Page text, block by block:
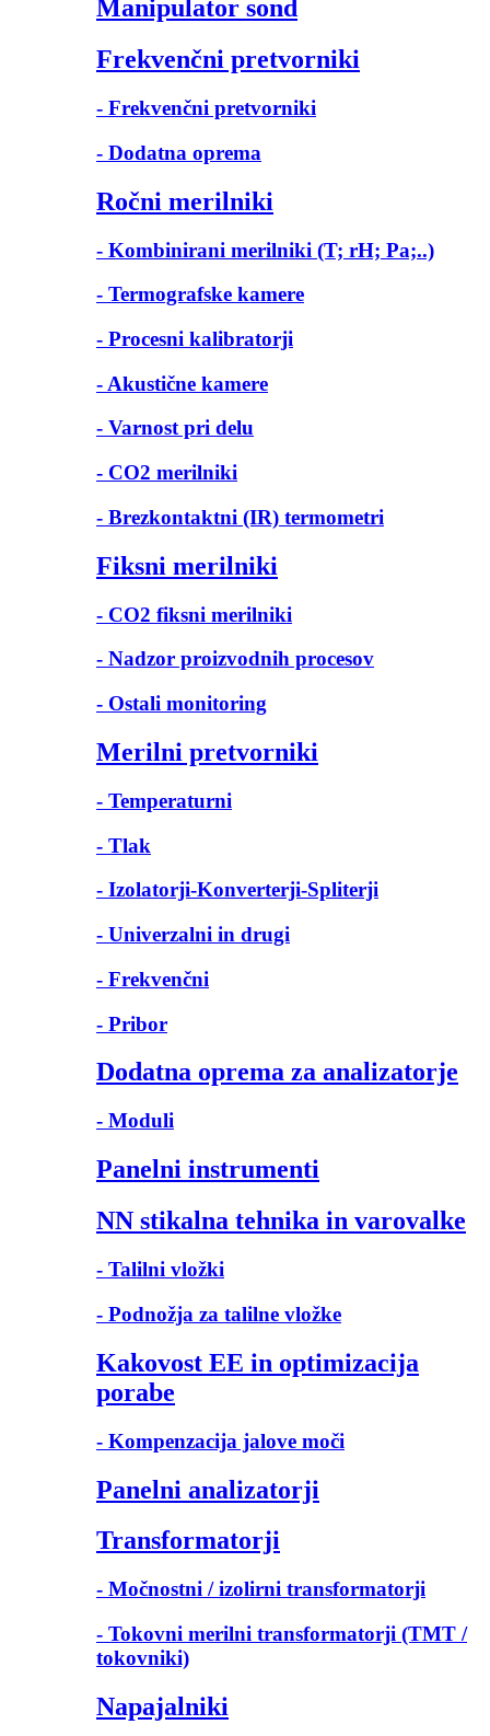
Manipulator sond
Frekvenčni pretvorniki
- Frekvenčni pretvorniki
- Dodatna oprema
Ročni merilniki
- Kombinirani merilniki (T; rH; Pa;..)
- Termografske kamere
- Procesni kalibratorji
- Akustične kamere
- Varnost pri delu
- CO2 merilniki
- Brezkontaktni (IR) termometri
Fiksni merilniki
- CO2 fiksni merilniki
- Nadzor proizvodnih procesov
- Ostali monitoring
Merilni pretvorniki
- Temperaturni
- Tlak
- Izolatorji-Konverterji-Spliterji
- Univerzalni in drugi
- Frekvenčni
- Pribor
Dodatna oprema za analizatorje
- Moduli
Panelni instrumenti
NN stikalna tehnika in varovalke
- Talilni vložki
- Podnožja za talilne vložke
Kakovost EE in optimizacija
porabe
- Kompenzacija jalove moči
Panelni analizatorji
Transformatorji
- Močnostni / izolirni transformatorji
- Tokovni merilni transformatorji (TMT /
tokovniki)
Napajalniki